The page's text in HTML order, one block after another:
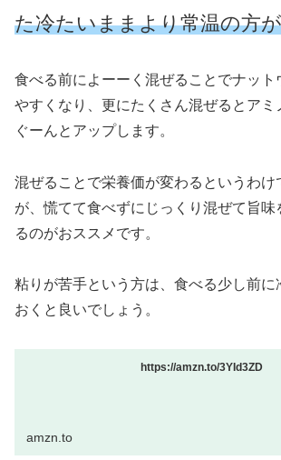
た冷たいままより常温の方
食べる前によーーく混ぜることでナット
やすくなり、更にたくさん混ぜるとアミ
ぐーんとアップします。
混ぜることで栄養価が変わるというわけ
が、慌てて食べずにじっくり混ぜて旨味
るのがおススメです。
粘りが苦手という方は、食べる少し前に
おくと良いでしょう。
https://amzn.to/3YId3ZD
amzn.to